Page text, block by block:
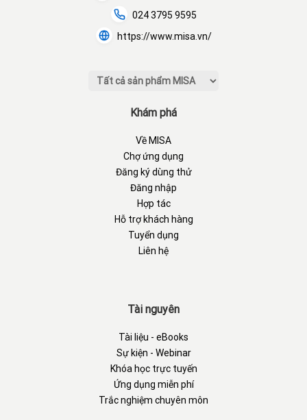
024 3795 9595
https://www.misa.vn/
Khám phá
Về MISA
Chợ ứng dụng
Đăng ký dùng thử
Đăng nhập
Hợp tác
Hỗ trợ khách hàng
Tuyển dụng
Liên hệ
Tài nguyên
Tài liệu - eBooks
Sự kiện - Webinar
Khóa học trực tuyến
Ứng dụng miễn phí
Trắc nghiệm chuyên môn